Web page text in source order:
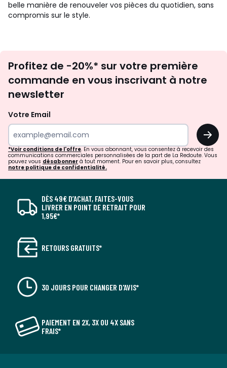
belle manière de renouveler vos pièces du quotidien, sans
compromis sur le style.
newsletter
Profitez de -20%* sur votre première
commande en vous inscrivant à notre
newsletter
Votre Email
OK
*Voir conditions de l'offre. En vous abonnant, vous consentez à recevoir des
communications commerciales personnalisées de la part de La Redoute. Vous
pouvez vous désabonner à tout moment. Pour en savoir plus, consultez
notre politique de confidentialité.
DÈS 49€ D’ACHAT, FAITES-VOUS
LIVRER EN POINT DE RETRAIT POUR
1,95€*
RETOURS GRATUITS*
30 JOURS POUR CHANGER D'AVIS*
PAIEMENT EN 2X, 3X OU 4X SANS
FRAIS*